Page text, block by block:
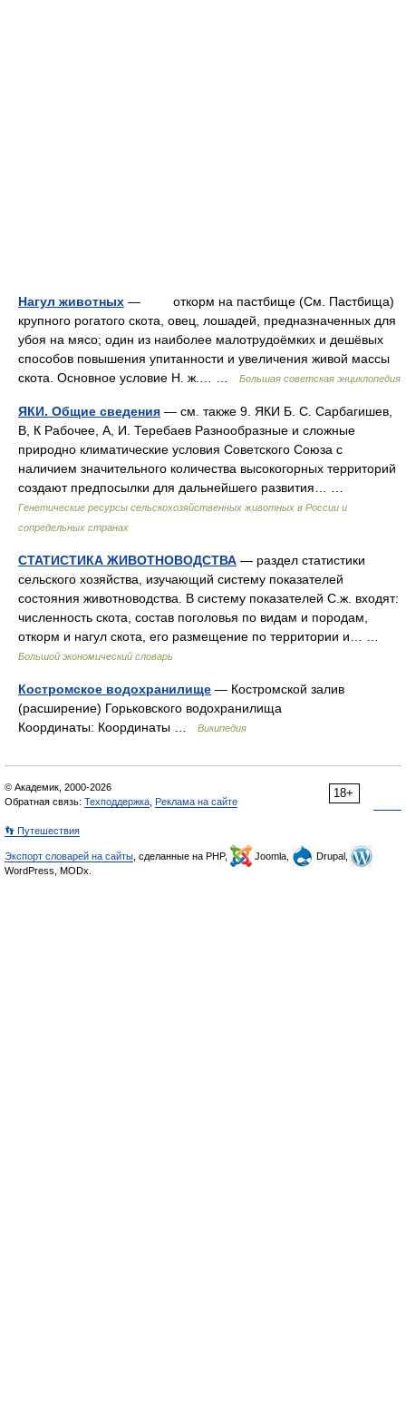
Нагул животных — откорм на пастбище (См. Пастбища)
крупного рогатого скота, овец, лошадей, предназначенных для
убоя на мясо; один из наиболее малотрудоёмких и дешёвых
способов повышения упитанности и увеличения живой массы
скота. Основное условие Н. ж.… …
Большая советская энциклопедия
ЯКИ. Общие сведения — см. также 9. ЯКИ Б. С. Сарбагишев,
В, К Рабочее, А, И. Теребаев Разнообразные и сложные
природно климатические условия Советского Союза с
наличием значительного количества высокогорных территорий
создают предпосылки для дальнейшего развития… …
Генетические ресурсы сельскохозяйственных животных в России и
сопредельных странах
СТАТИСТИКА ЖИВОТНОВОДСТВА — раздел статистики
сельского хозяйства, изучающий систему показателей
состояния животноводства. В систему показателей С.ж. входят:
численность скота, состав поголовья по видам и породам,
откорм и нагул скота, его размещение по территории и… …
Большой экономический словарь
Костромское водохранилище — Костромской залив
(расширение) Горьковского водохранилища
Координаты: Координаты …
Википедия
18+
© Академик, 2000-2026
Обратная связь: Техподдержка Реклама на сайте
👣 Путешествия
Экспорт словарей на сайты , сделанные на PHP, Joomla,
Drupal,
WordPress, MODx.